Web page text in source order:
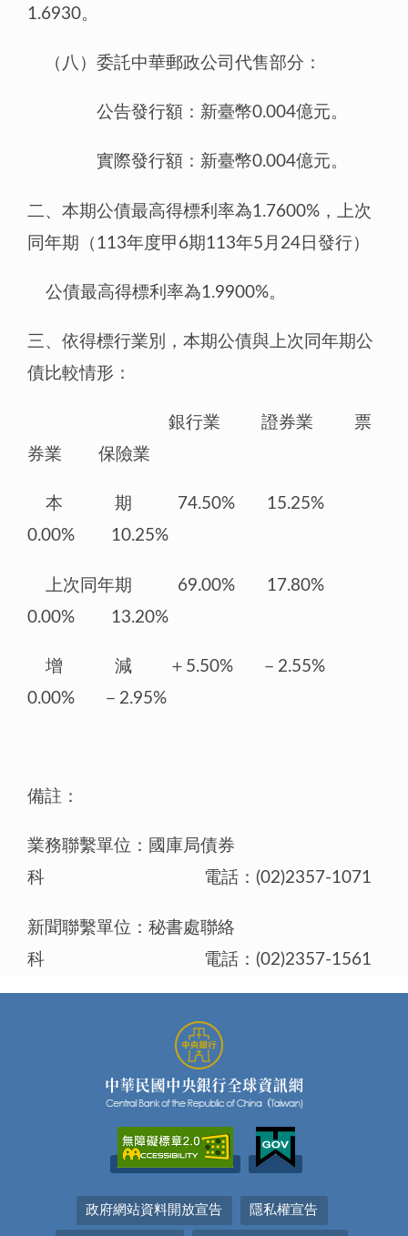
1.6930。
（八）委託中華郵政公司代售部分：
公告發行額：新臺幣0.004億元。
實際發行額：新臺幣0.004億元。
二、本期公債最高得標利率為1.7600%，上次
同年期（113年度甲6期113年5月24日發行）
公債最高得標利率為1.9900%。
三、依得標行業別，本期公債與上次同年期公
債比較情形：
銀行業 證券業 票
券業 保險業
本 期 74.50% 15.25%
0.00% 10.25%
上次同年期 69.00% 17.80%
0.00% 13.20%
增 減 ＋5.50% －2.55%
0.00% －2.95%
備註：
業務聯繫單位：國庫局債券
科 電話：(02)2357-1071
新聞聯繫單位：秘書處聯絡
科 電話：(02)2357-1561
政府網站資料開放宣告 隱私權宣告